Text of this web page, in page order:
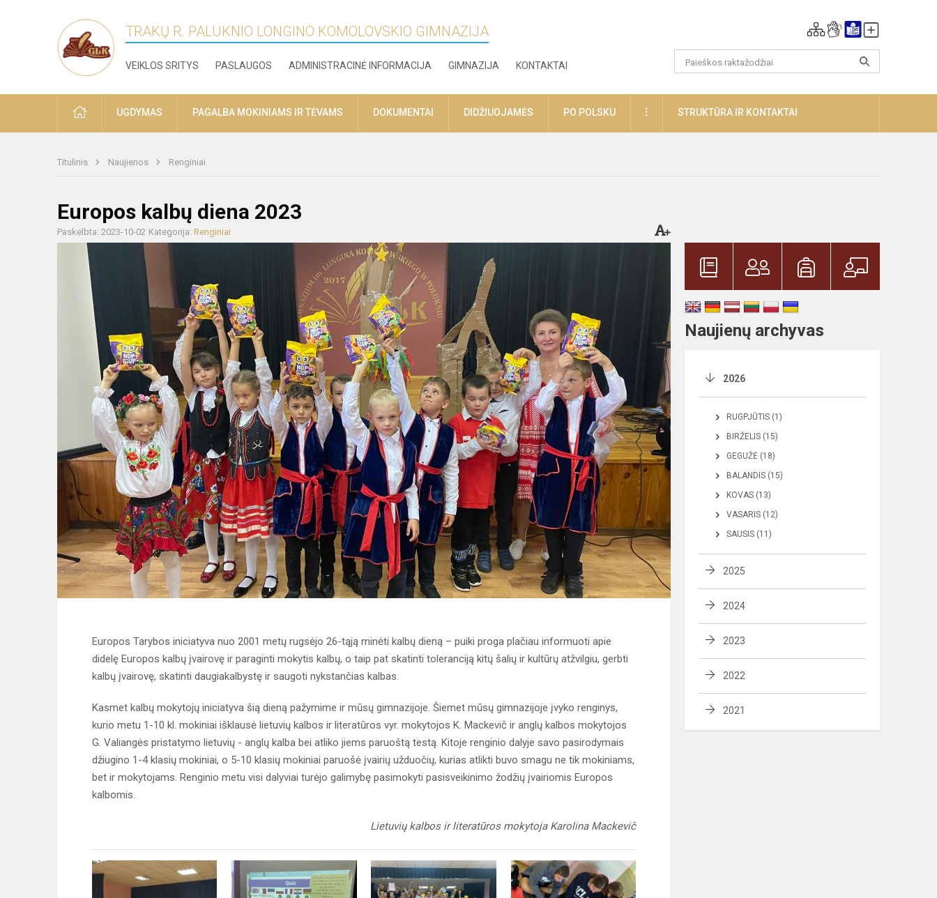
TRAKŲ R. PALUKNIO LONGINO KOMOLOVSKIO GIMNAZIJA
VEIKLOS SRITYS PASLAUGOS ADMINISTRACINĖ INFORMACIJA GIMNAZIJA KONTAKTAI
PRADŽIAUGDYMAS PAGALBA MOKINIAMS IR TĖVAMS DOKUMENTAI DIDŽIUOJAMĖS PO POLSKU DAUGIAUSTRUKTŪRA IR KONTAKTAI
Titulinis Naujienos Renginiai
Europos kalbų diena 2023
Paskelbta: 2023-10-02 Kategorija: Renginiai
Europos Tarybos iniciatyva nuo 2001 metų rugsėjo 26-tąją minėti kalbų dieną – puiki proga plačiau informuoti apie
didelę Europos kalbų įvairovę ir paraginti mokytis kalbų, o taip pat skatinti toleranciją kitų šalių ir kultūrų atžvilgiu, gerbti
kalbų įvairovę, skatinti daugiakalbystę ir saugoti nykstančias kalbas.
Kasmet kalbų mokytojų iniciatyva šią dieną pažymime ir mūsų gimnazijoje. Šiemet mūsų gimnazijoje įvyko renginys,
kurio metu 1-10 kl. mokiniai išklausė lietuvių kalbos ir literatūros vyr. mokytojos K. Mackevič ir anglų kalbos mokytojos
G. Valiangės pristatymo lietuvių - anglų kalba bei atliko jiems paruoštą testą. Kitoje renginio dalyje savo pasirodymais
džiugino 1-4 klasių mokiniai, o 5-10 klasių mokiniai paruošė įvairių užduočių, kurias atlikti buvo smagu ne tik mokiniams,
bet ir mokytojams. Renginio metu visi dalyviai turėjo galimybę pasimokyti pasisveikinimo žodžių įvairiomis Europos
kalbomis.
Lietuvių kalbos ir literatūros mokytoja Karolina Mackevič
Naujienų archyvas
2026
RUGPJŪTIS (1)
BIRŽELIS (15)
GEGUŽĖ (18)
BALANDIS (15)
KOVAS (13)
VASARIS (12)
SAUSIS (11)
2025
2024
2023
2022
2021